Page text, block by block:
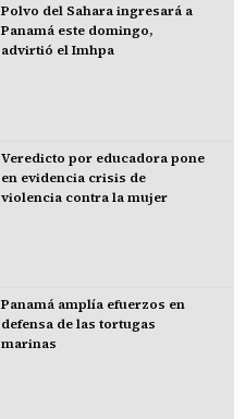
Polvo del Sahara ingresará a
Panamá este domingo,
advirtió el Imhpa
Veredicto por educadora pone
en evidencia crisis de
violencia contra la mujer
Panamá amplía efuerzos en
defensa de las tortugas
marinas